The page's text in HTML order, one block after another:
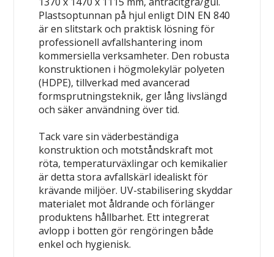
Plastsoptunnan på hjul enligt DIN EN 840
är en slitstark och praktisk lösning för
professionell avfallshantering inom
kommersiella verksamheter. Den robusta
konstruktionen i högmolekylär polyeten
(HDPE), tillverkad med avancerad
formsprutningsteknik, ger lång livslängd
och säker användning över tid.
Tack vare sin väderbeständiga
konstruktion och motståndskraft mot
röta, temperaturväxlingar och kemikalier
är detta stora avfallskärl idealiskt för
krävande miljöer. UV-stabilisering skyddar
materialet mot åldrande och förlänger
produktens hållbarhet. Ett integrerat
avlopp i botten gör rengöringen både
enkel och hygienisk.